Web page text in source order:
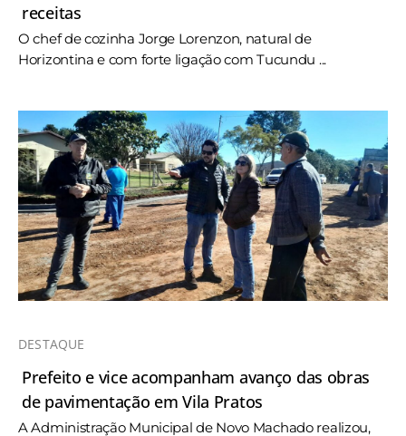
receitas
O chef de cozinha Jorge Lorenzon, natural de
Horizontina e com forte ligação com Tucundu ...
DESTAQUE
Prefeito e vice acompanham avanço das obras
de pavimentação em Vila Pratos
A Administração Municipal de Novo Machado realizou,